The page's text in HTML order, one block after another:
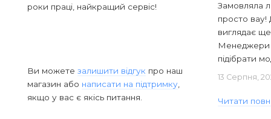
роки праці, найкращий сервіс!
Ви можете залишити відгук про наш
магазин або написати на підтримку
якщо у вас є якісь питання.
Замовляла
просто вау!
виглядає
Менеджери
підібрати
13 Серпня,
Читати